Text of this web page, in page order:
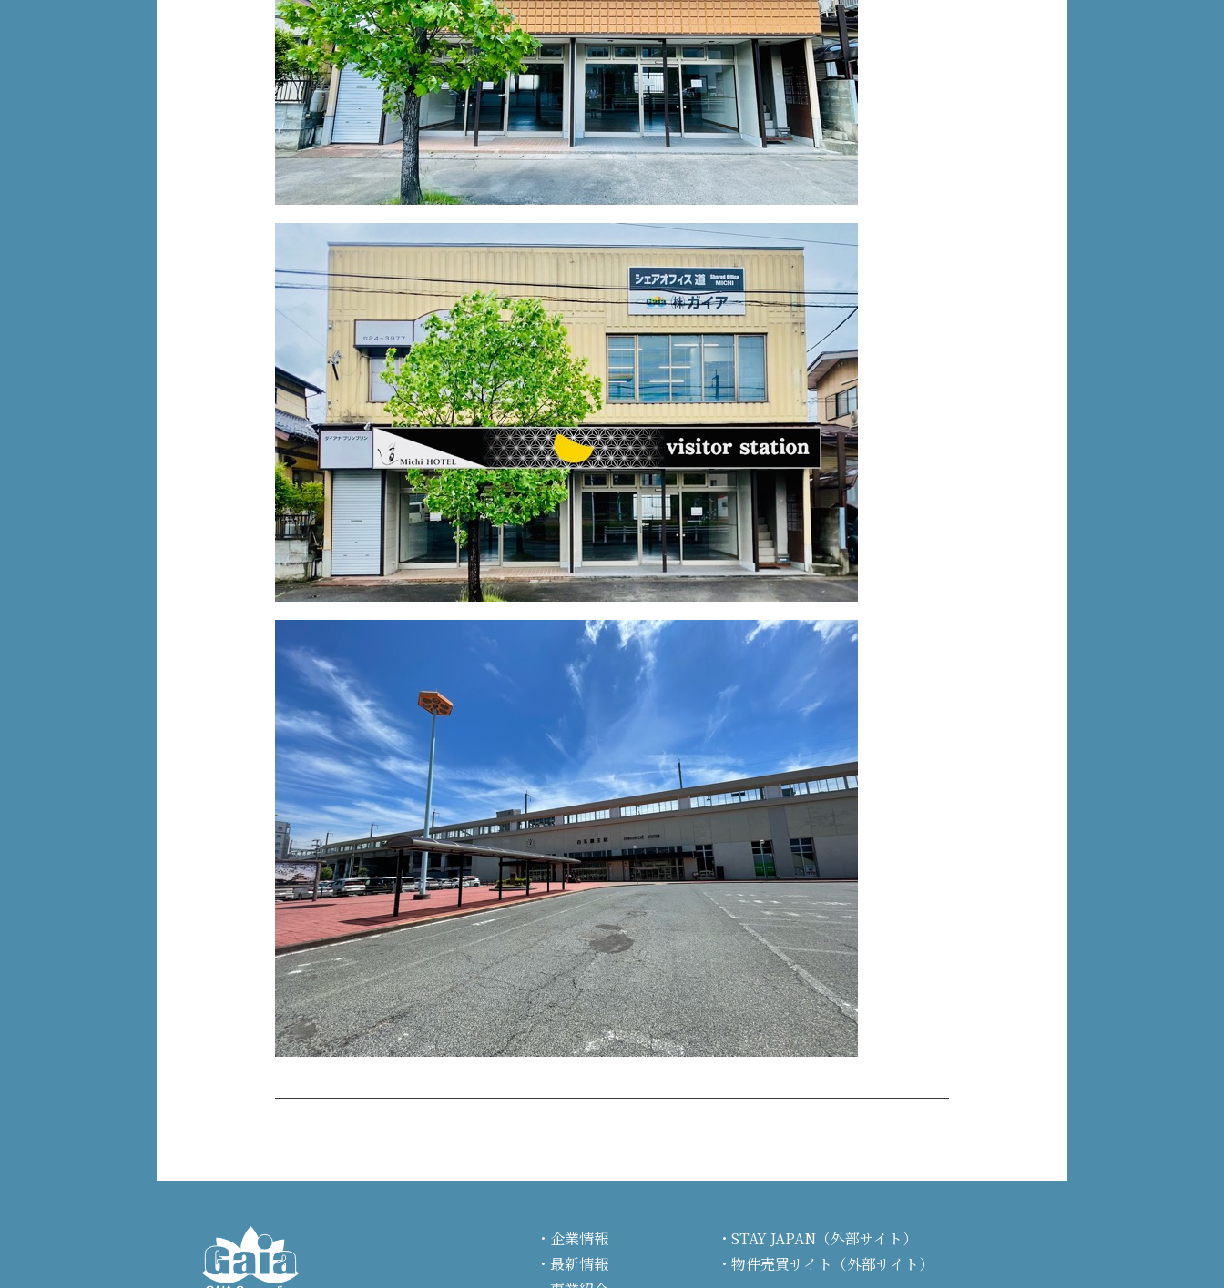
企業情報
最新情報
STAY JAPAN（外部サイト）
物件売買サイト（外部サイト）